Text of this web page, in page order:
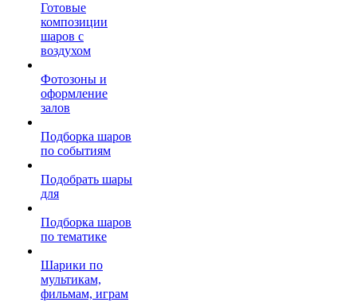
Готовые
композиции
шаров с
воздухом
Фотозоны и
оформление
залов
Подборка шаров
по событиям
Подобрать шары
для
Подборка шаров
по тематике
Шарики по
мультикам,
фильмам, играм